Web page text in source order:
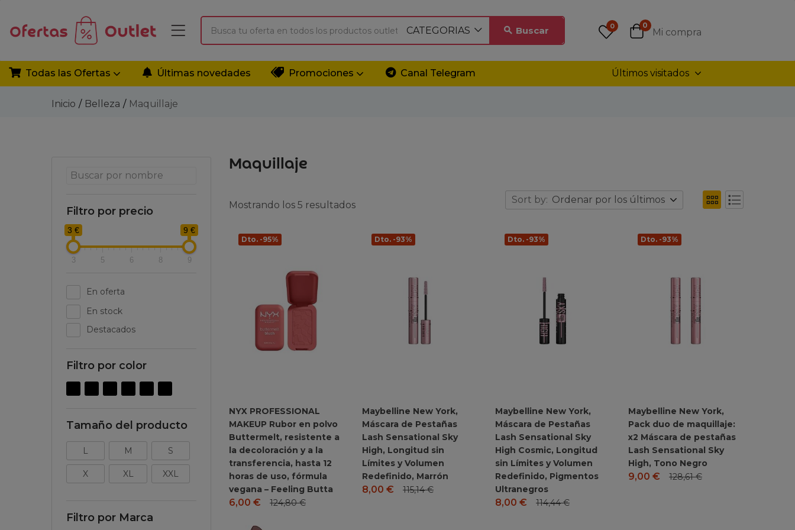
CATEGORIAS Buscar 0 0
Mi compra
Todas las Ofertas Últimas novedades Promociones Canal Telegram Últimos visitados
Inicio Belleza Maquillaje
Filtro por precio
3 € 9 €
3 5 6 8 9
En oferta
En stock
Destacados
Filtro por color
Tamaño del producto
L M S
X XL XXL
Filtro por Marca
Maquillaje
Mostrando los 5 resultados Sort by: Ordenar por los últimos
Dto. -95%
NYX PROFESSIONAL
MAKEUP Rubor en polvo
Buttermelt, resistente a
la decoloración y a la
transferencia, hasta 12
horas de uso, fórmula
vegana – Feeling Butta
6,00 € 124,80€
Dto. -93%
Maybelline New York,
Máscara de Pestañas
Lash Sensational Sky
High, Longitud sin
Límites y Volumen
Redefinido, Marrón
8,00 € 115,14€
Dto. -93%
Maybelline New York,
Máscara de Pestañas
Lash Sensational Sky
High Cosmic, Longitud
sin Límites y Volumen
Redefinido, Pigmentos
Ultranegros
8,00 € 114,44€
Dto. -93%
Maybelline New York,
Pack duo de maquillaje:
x2 Máscara de pestañas
Lash Sensational Sky
High, Tono Negro
9,00 € 128,61€